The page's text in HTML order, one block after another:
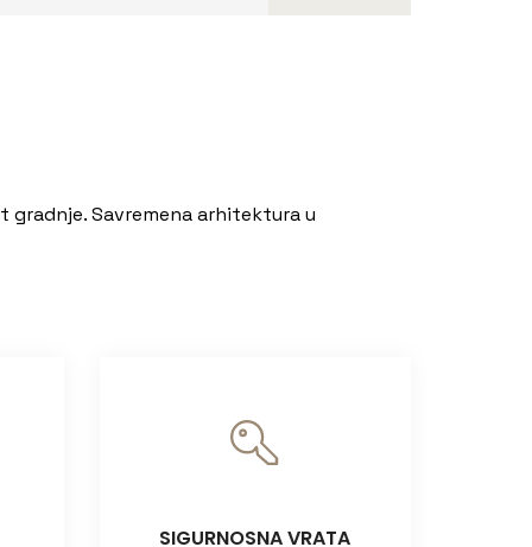
Savremena arhitektura u
SIGURNOSNA VRATA